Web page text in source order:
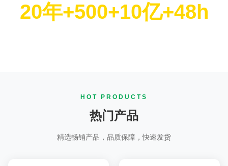
20年+500+10亿+48h
HOT PRODUCTS
热门产品
精选畅销产品，品质保障，快速发货